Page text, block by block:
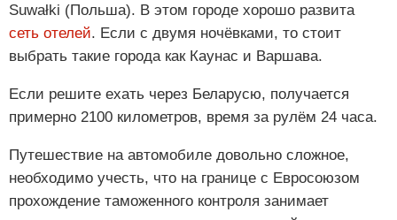
Suwałki (Польша). В этом городе хорошо развита
сеть отелей. Если с двумя ночёвками, то стоит
выбрать такие города как Каунас и Варшава.
Если решите ехать через Беларусю, получается
примерно 2100 километров, время за рулём 24 часа.
Путешествие на автомобиле довольно сложное,
необходимо учесть, что на границе с Евросоюзом
прохождение таможенного контроля занимает